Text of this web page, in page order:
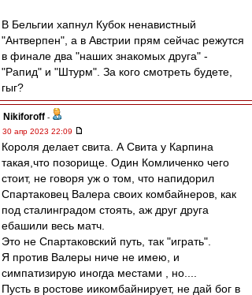
В Бельгии хапнул Кубок ненавистный
"Антверпен", а в Австрии прям сейчас режутся
в финале два "наших знакомых друга" -
"Рапид" и "Штурм". За кого смотреть будете,
гыг?
Nikiforoff -
30 апр 2023 22:09
Короля делает свита. А Свита у Карпина
такая,что позорище. Один Комличенко чего
стоит, не говоря уж о том, что напидорил
Спартаковец Валера своих комбайнеров, как
под сталинградом стоять, аж друг друга
ебашили весь матч.
Это не Спартаковский путь, так "играть".
Я против Валеры ниче не имею, и
симпатизирую иногда местами , но....
Пусть в ростове иикомбайнирует, не дай бог в